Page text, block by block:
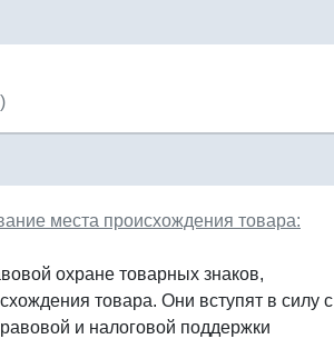
места происхождения товара:
охране товарных знаков,
товара. Они вступят в силу с
и налоговой поддержки